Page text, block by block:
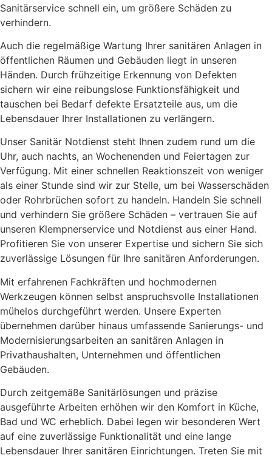
Sanitärservice schnell ein, um größere Schäden zu
verhindern.
Auch die regelmäßige Wartung Ihrer sanitären Anlagen in
öffentlichen Räumen und Gebäuden liegt in unseren
Händen. Durch frühzeitige Erkennung von Defekten
sichern wir eine reibungslose Funktionsfähigkeit und
tauschen bei Bedarf defekte Ersatzteile aus, um die
Lebensdauer Ihrer Installationen zu verlängern.
Unser Sanitär Notdienst steht Ihnen zudem rund um die
Uhr, auch nachts, an Wochenenden und Feiertagen zur
Verfügung. Mit einer schnellen Reaktionszeit von weniger
als einer Stunde sind wir zur Stelle, um bei Wasserschäden
oder Rohrbrüchen sofort zu handeln. Handeln Sie schnell
und verhindern Sie größere Schäden – vertrauen Sie auf
unseren Klempnerservice und Notdienst aus einer Hand.
Profitieren Sie von unserer Expertise und sichern Sie sich
zuverlässige Lösungen für Ihre sanitären Anforderungen.
Mit erfahrenen Fachkräften und hochmodernen
Werkzeugen können selbst anspruchsvolle Installationen
mühelos durchgeführt werden. Unsere Experten
übernehmen darüber hinaus umfassende Sanierungs- und
Modernisierungsarbeiten an sanitären Anlagen in
Privathaushalten, Unternehmen und öffentlichen
Gebäuden.
Durch zeitgemäße Sanitärlösungen und präzise
ausgeführte Arbeiten erhöhen wir den Komfort in Küche,
Bad und WC erheblich. Dabei legen wir besonderen Wert
auf eine zuverlässige Funktionalität und eine lange
Lebensdauer Ihrer sanitären Einrichtungen. Treten Sie mit